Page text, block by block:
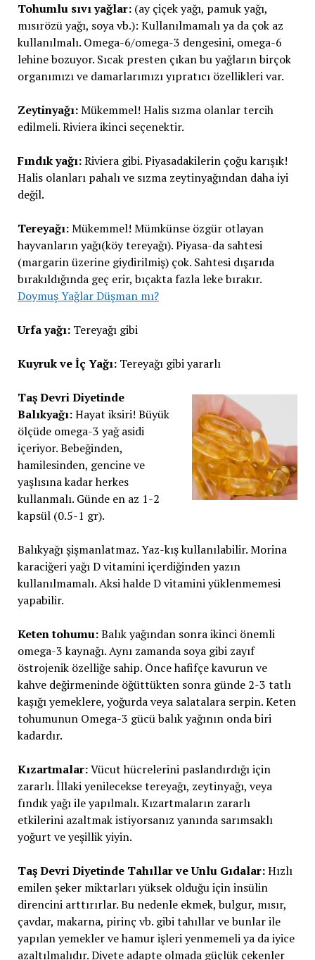
Tohumlu sıvı yağlar:(ay çiçek yağı, pamuk yağı,
mısırözü yağı, soya vb.): Kullanılmamalı ya da çok az
kullanılmalı. Omega-6/omega-3 dengesini, omega-6
lehine bozuyor. Sıcak presten çıkan bu yağların birçok
organımızı ve damarlarımızı yıpratıcı özellikleri var.
Zeytinyağı:Mükemmel! Halis sızma olanlar tercih
edilmeli. Riviera ikinci seçenektir.
Fındık yağı:Riviera gibi. Piyasadakilerin çoğu karışık!
Halis olanları pahalı ve sızma zeytinyağından daha iyi
değil.
Tereyağı:Mükemmel! Mümkünse özgür otlayan
hayvanların yağı(köy tereyağı). Piyasa-da sahtesi
(margarin üzerine giydirilmiş) çok. Sahtesi dışarıda
bırakıldığında geç erir, bıçakta fazla leke bırakır.
Doymuş Yağlar Düşman mı?
Urfa yağı:Tereyağı gibi
Kuyruk ve İç Yağı:Tereyağı gibi yararlı
Taş Devri Diyetinde
Balıkyağı:Hayat iksiri! Büyük
ölçüde omega-3 yağ asidi
içeriyor. Bebeğinden,
hamilesinden, gencine ve
yaşlısına kadar herkes
kullanmalı. Günde en az 1-2
kapsül (0.5-1 gr).
Balıkyağı şişmanlatmaz. Yaz-kış kullanılabilir. Morina
karaciğeri yağı D vitamini içerdiğinden yazın
kullanılmamalı. Aksi halde D vitamini yüklenmemesi
yapabilir.
Keten tohumu:Balık yağından sonra ikinci önemli
omega-3 kaynağı. Aynı zamanda soya gibi zayıf
östrojenik özelliğe sahip. Önce hafifçe kavurun ve
kahve değirmeninde öğüttükten sonra günde 2-3 tatlı
kaşığı yemeklere, yoğurda veya salatalara serpin. Keten
tohumunun Omega-3 gücü balık yağının onda biri
kadardır.
Kızartmalar:Vücut hücrelerini paslandırdığı için
zararlı. İllaki yenilecekse tereyağı, zeytinyağı, veya
fındık yağı ile yapılmalı. Kızartmaların zararlı
etkilerini azaltmak istiyorsanız yanında sarımsaklı
yoğurt ve yeşillik yiyin.
Taş Devri Diyetinde Tahıllar ve Unlu Gıdalar:Hızlı
emilen şeker miktarları yüksek olduğu için insülin
direncini arttırırlar. Bu nedenle ekmek, bulgur, mısır,
çavdar, makarna, pirinç vb. gibi tahıllar ve bunlar ile
yapılan yemekler ve hamur işleri yenmemeli ya da iyice
azaltılmalıdır. Diyete adapte olmada güçlük çekenler